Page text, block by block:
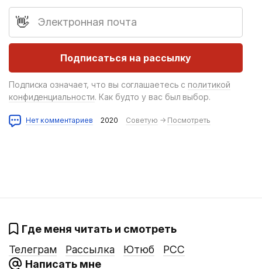
E-mail
Подписка означает, что вы соглашаетесь с политикой
конфиденциальности. Как будто у вас был выбор.
Нет комментариев 2020 Советую → Посмотреть
Где меня читать и смотреть
Телеграм
Рассылка Ютюб
РСС
Написать мне